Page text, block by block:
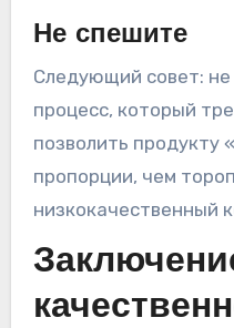
Не спешите
Следующий совет: не
процесс, который
позволить продукту
пропорции, чем
низкокачественный